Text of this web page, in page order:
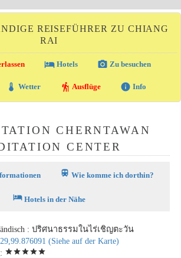
REISEFÜHRER ZU CHIANG
RAI
local_hotelHotels photo_camera Zu besuchen
thermostat Wetter hiking Ausflüge info Info
CHERNTAWAN
CENTER
train Wie komme ich dorthin?
hotelHotels in der Nähe
: ปริศนาธรรมในไร่เชิญตะวัน
(Siehe auf der Karte)
starstarstarstarstar